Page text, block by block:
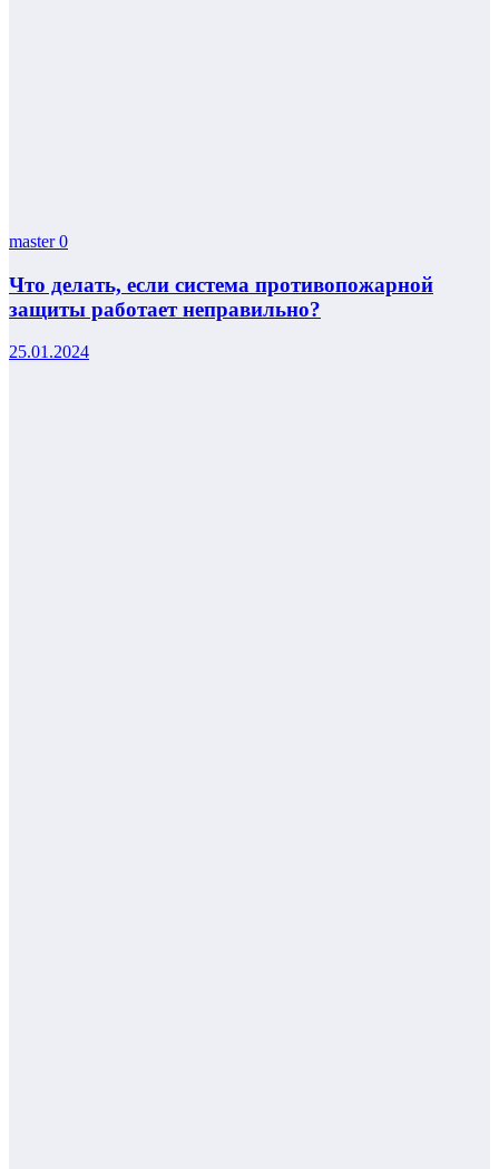
master0
Что делать, если система противопожарной
защиты работает неправильно?
25.01.2024